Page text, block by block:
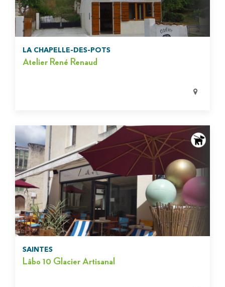
LA CHAPELLE-DES-POTS
Atelier René Renaud
SAINTES
Lâbo 10 Glacier Artisanal